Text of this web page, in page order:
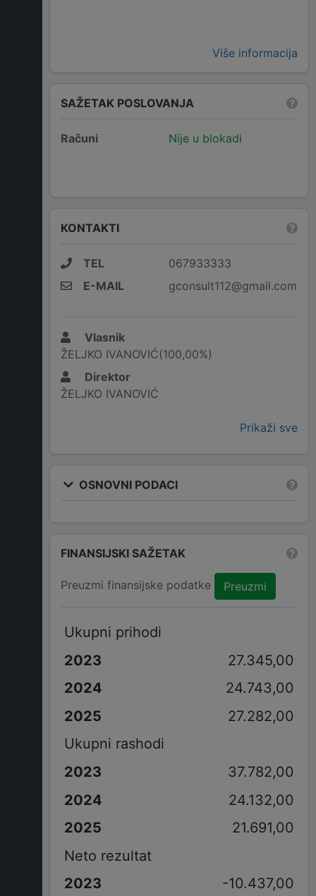
Više informacija
SAŽETAK POSLOVANJA
Računi Nije u blokadi
KONTAKTI
TEL
067933333
E-MAIL
gconsult112@gmail.com
Vlasnik
ŽELJKO IVANOVIĆ(100,00%)
Direktor
ŽELJKO IVANOVIĆ
Prikaži sve
OSNOVNI PODACI
FINANSIJSKI SAŽETAK
Preuzmi finansijske podatke Preuzmi
Ukupni prihodi
27.345,00
24.743,00
27.282,00
Ukupni rashodi
37.782,00
24.132,00
21.691,00
Neto rezultat
-10.437,00